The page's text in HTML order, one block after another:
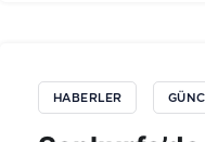
HABERLER